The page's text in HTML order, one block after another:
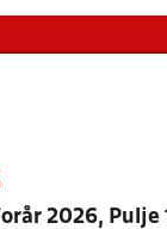
2026, Pulje